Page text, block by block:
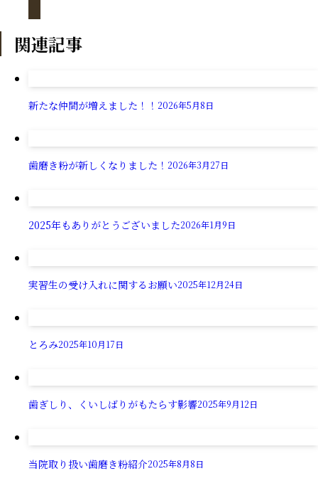
関連記事
新たな仲間が増えました！！ 2026年5月8日
歯磨き粉が新しくなりました！ 2026年3月27日
2025年もありがとうございました2026年1月9日
実習生の受け入れに関するお願い2025年12月24日
とろみ2025年10月17日
歯ぎしり、くいしばりがもたらす影響2025年9月12日
当院取り扱い歯磨き粉紹介2025年8月8日